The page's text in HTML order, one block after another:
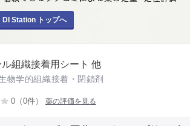
DI Station トップへ
ル組織接着用シート 他
物学的組織接着・閉鎖剤
0（0件） 薬の評価を見る